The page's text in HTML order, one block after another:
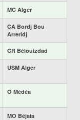
MC Alger
CA Bordj Bou
Arreridj
CR Bélouizdad
USM Alger
O Médéa
MO Béjaia